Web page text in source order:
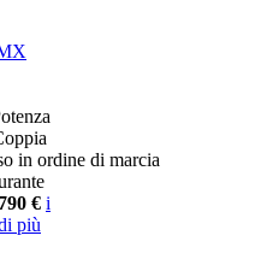
in ordine di marcia
€ i
più